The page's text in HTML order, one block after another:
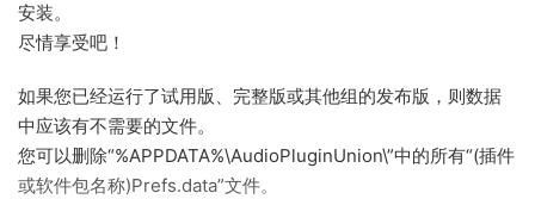
安装。
尽情享受吧！
如果您已经运行了试用版、完整版或其他组的发布版，则数据
中应该有不需要的文件。
您可以删除“%APPDATA%\AudioPluginUnion\”中的所有“(插件
或软件包名称)Prefs.data”文件。